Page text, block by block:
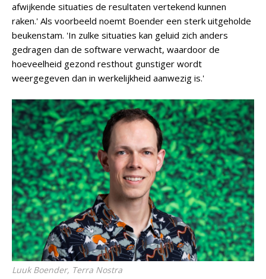
afwijkende situaties de resultaten vertekend kunnen
raken.' Als voorbeeld noemt Boender een sterk uitgeholde
beukenstam. 'In zulke situaties kan geluid zich anders
gedragen dan de software verwacht, waardoor de
hoeveelheid gezond resthout gunstiger wordt
weergegeven dan in werkelijkheid aanwezig is.'
Luuk Boender, Terra Nostra